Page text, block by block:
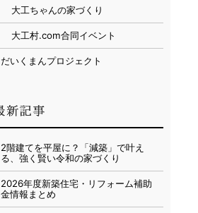
大工ちゃんの家づくり
大工村.com合同イベント
だいくまんプロジェクト
2階建てを平屋に？「減築」で叶え
る、強く賢い令和の家づくり
2026年度新築住宅・リフォーム補助
金情報まとめ